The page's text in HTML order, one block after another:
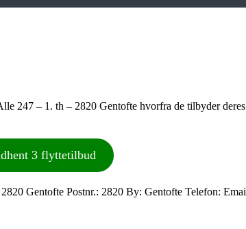
– 1. th – 2820 Gentofte hvorfra de tilbyder
3 flyttetilbud
Gentofte Postnr.: 2820 By: Gentofte Telefon: